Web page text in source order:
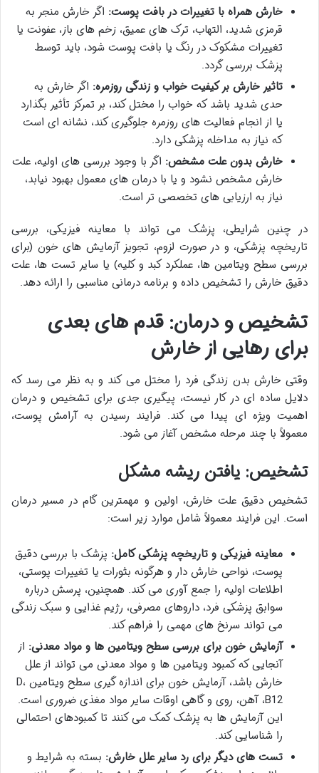
خارش همراه با تغییرات در بافت پوست: اگر خارش منجر به
قرمزی شدید، التهاب، ترک های عمیق، زخم های باز، عفونت یا
تغییرات مشکوک در رنگ یا بافت پوست شود، باید توسط
پزشک بررسی گردد.
تاثیر خارش بر کیفیت خواب و زندگی روزمره: اگر خارش به
حدی شدید باشد که خواب را مختل کند، بر تمرکز تأثیر بگذارد
یا از انجام فعالیت های روزمره جلوگیری کند، نشانه ای است
که نیاز به مداخله پزشکی دارد.
خارش بدون علت مشخص: اگر با وجود بررسی های اولیه، علت
خارش مشخص نشود و یا با درمان های معمول بهبود نیابد،
نیاز به ارزیابی های تخصصی تر است.
در چنین شرایطی، پزشک می تواند با معاینه فیزیکی، بررسی
تاریخچه پزشکی، و در صورت لزوم، تجویز آزمایش های خون (برای
بررسی سطح ویتامین ها، عملکرد کبد و کلیه) یا سایر تست ها، علت
دقیق خارش را تشخیص داده و برنامه درمانی مناسبی را ارائه دهد.
تشخیص و درمان: قدم های بعدی
برای رهایی از خارش
وقتی خارش بدن زندگی فرد را مختل می کند و به نظر می رسد که
دلایل ساده ای در کار نیست، پیگیری جدی برای تشخیص و درمان
اهمیت ویژه ای پیدا می کند. فرایند رسیدن به آرامش پوست،
معمولاً با چند مرحله مشخص آغاز می شود.
تشخیص: یافتن ریشه مشکل
تشخیص دقیق علت خارش، اولین و مهمترین گام در مسیر درمان
است. این فرایند معمولاً شامل موارد زیر است:
معاینه فیزیکی و تاریخچه پزشکی کامل: پزشک با بررسی دقیق
پوست، نواحی خارش دار و هرگونه بثورات یا تغییرات پوستی،
اطلاعات اولیه را جمع آوری می کند. همچنین، پرسش درباره
سوابق پزشکی فرد، داروهای مصرفی، رژیم غذایی و سبک زندگی
می تواند سرنخ های مهمی را فراهم کند.
آزمایش خون برای بررسی سطح ویتامین ها و مواد معدنی: از
آنجایی که کمبود ویتامین ها و مواد معدنی می تواند از علل
خارش باشد، آزمایش خون برای اندازه گیری سطح ویتامین D،
B12، آهن، روی و گاهی اوقات سایر مواد مغذی ضروری است.
این آزمایش ها به پزشک کمک می کنند تا کمبودهای احتمالی
را شناسایی کند.
تست های دیگر برای رد سایر علل خارش: بسته به شرایط و